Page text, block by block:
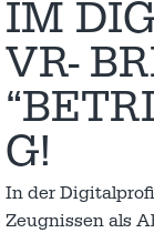
IM
VR-
G!
In der
Zeugnissen als